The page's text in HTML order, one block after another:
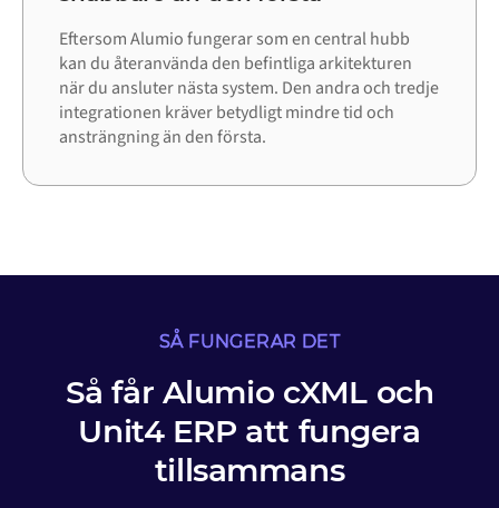
Eftersom Alumio fungerar som en central hubb
kan du återanvända den befintliga arkitekturen
när du ansluter nästa system. Den andra och tredje
integrationen kräver betydligt mindre tid och
ansträngning än den första.
SÅ FUNGERAR DET
Så får Alumio cXML och
Unit4 ERP att fungera
tillsammans